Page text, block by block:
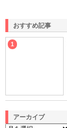
おすすめ記事
1
アーカイブ